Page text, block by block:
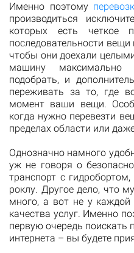
Именно поэтому
производиться
которых есть четкое
последовательности вещи
чтобы они доехали
машину
подобрать, и
переживать за то, где
момент ваши вещи.
когда нужно перевезти
пределах области или
Однозначно намного
уж не говоря о
транспорт с
роклу. Другое дело, что
много, а вот не у
качества услуг. Именно
первую очередь поискать
интернета – вы будете